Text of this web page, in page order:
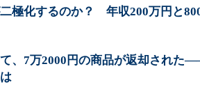
極化するのか？ 年収200万円と
、7万2000円の商品が返却された